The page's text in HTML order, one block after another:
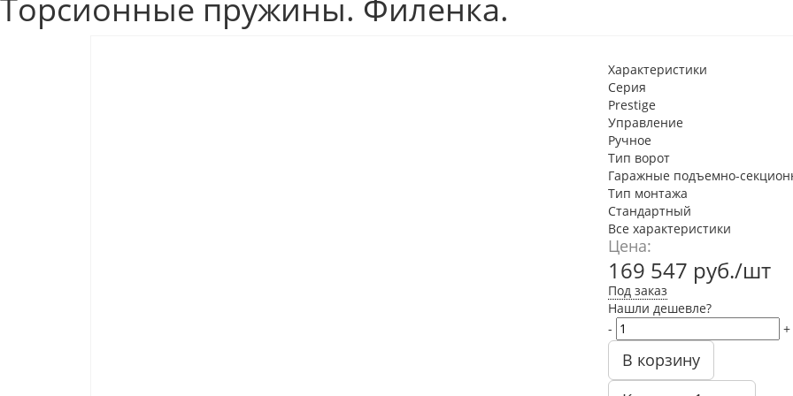
Торсионные пружины. Филенка.
Характеристики
Серия
Prestige
Управление
Ручное
Тип ворот
Гаражные подъемно-
Тип монтажа
Стандартный
Все характеристики
Цена:
169 547 руб./шт
Под заказ
Нашли дешевле?
-
+
В корзину